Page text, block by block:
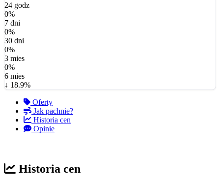
24 godz
0%
7 dni
0%
30 dni
0%
3 mies
0%
6 mies
↓ 18.9%
Oferty
Jak pachnie?
Historia cen
Opinie
Historia cen